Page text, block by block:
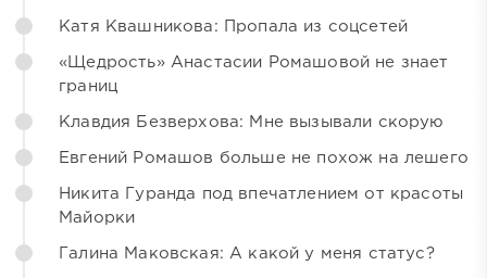
Катя Квашникова: Пропала из соцсетей
«Щедрость» Анастасии Ромашовой не знает
границ
Клавдия Безверхова: Мне вызывали скорую
Евгений Ромашов больше не похож на лешего
Никита Гуранда под впечатлением от красоты
Майорки
Галина Маковская: А какой у меня статус?